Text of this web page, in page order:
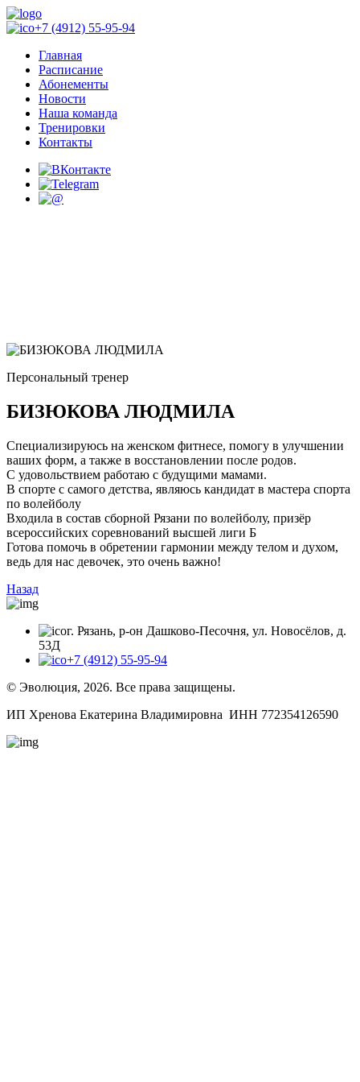
+7 (4912) 55-95-94
Главная
Расписание
Абонементы
Новости
Наша команда
Тренировки
Контакты
Персональный тренер
БИЗЮКОВА ЛЮДМИЛА
Специализируюсь на женском фитнесе, помогу в улучшении
ваших форм, а также в восстановлении после родов.
С удовольствием работаю с будущими мамами.
В спорте с самого детства, являюсь кандидат в мастера спорта
по волейболу
Входила в состав сборной Рязани по волейболу, призёр
всероссийских соревнований высшей лиги Б
Готова помочь в обретении гармонии между телом и духом,
ведь для нас девочек, это очень важно!
Назад
г. Рязань, р-он Дашково-Песочня, ул. Новосёлов, д.
53Д
+7 (4912) 55-95-94
© Эволюция, 2026. Все права защищены.
ИП Хренова Екатерина Владимировна ИНН 772354126590